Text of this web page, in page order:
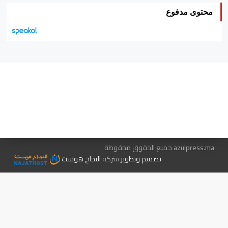
محتوى مدفوع
azulpress.ma جميع الحقوق محفوظة
تصميم وتطويرشركةالنجاح هوست